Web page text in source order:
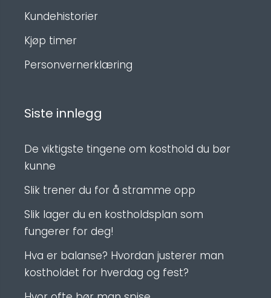
Kundehistorier
Kjøp timer
Personvernerklæring
Siste innlegg
De viktigste tingene om kosthold du bør
kunne
Slik trener du for å stramme opp
Slik lager du en kostholdsplan som
fungerer for deg!
Hva er balanse? Hvordan justerer man
kostholdet for hverdag og fest?